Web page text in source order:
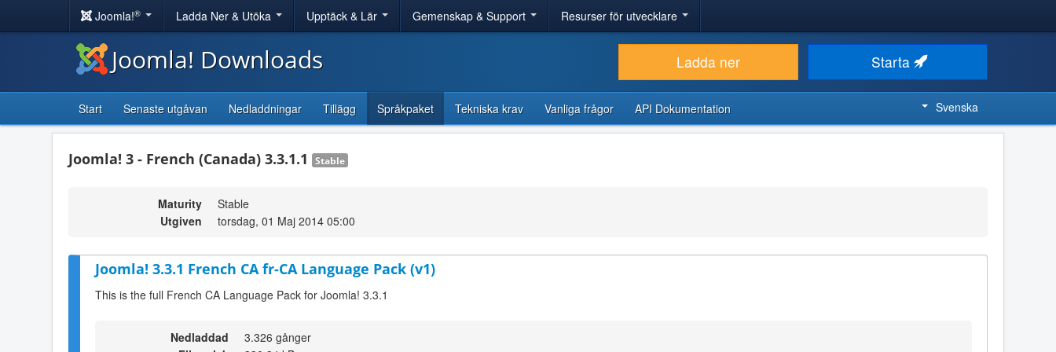
Joomla!® Ladda Ner & Utöka Upptäck & Lär Gemenskap & Support Resurser för utvecklare
Joomla! Downloads Ladda ner Starta
Start Senaste utgåvan Nedladdningar Tillägg Språkpaket Tekniska krav Vanliga frågor API Dokumentation Svenska
Joomla! 3 - French (Canada) 3.3.1.1 Stable
Maturity
Stable
Utgiven
torsdag, 01 Maj 2014 05:00
Joomla! 3.3.1 French CA fr-CA Language Pack (v1)
This is the full French CA Language Pack for Joomla! 3.3.1
Nedladdad
3.326 gånger